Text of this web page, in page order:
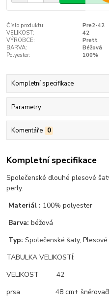
Číslo produktu:
Pre2-42
VELIKOST:
42
VÝROBCE:
Prett
BARVA:
Béžová
Polyester:
100%
Kompletní specifikace
Parametry
Komentáře 0
Kompletní specifikace
Společenské dlouhé plesové
perly.
Materiál : 100% polyester
Barva: béžová
Typ:Společenské šaty,
TABULKA VELIKOSTÍ:
VELIKOST 42
prsa 48 cm+